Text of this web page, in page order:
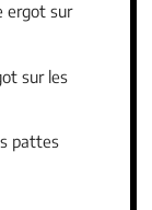
ergot sur
sur les
pattes